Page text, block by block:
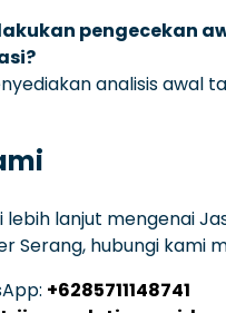
pengecekan
analisis awal
lebih lanjut mengenai
Serang, hubungi kami
+6285711148741